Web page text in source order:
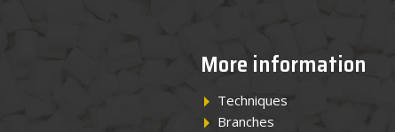
More information
Techniques
Branches